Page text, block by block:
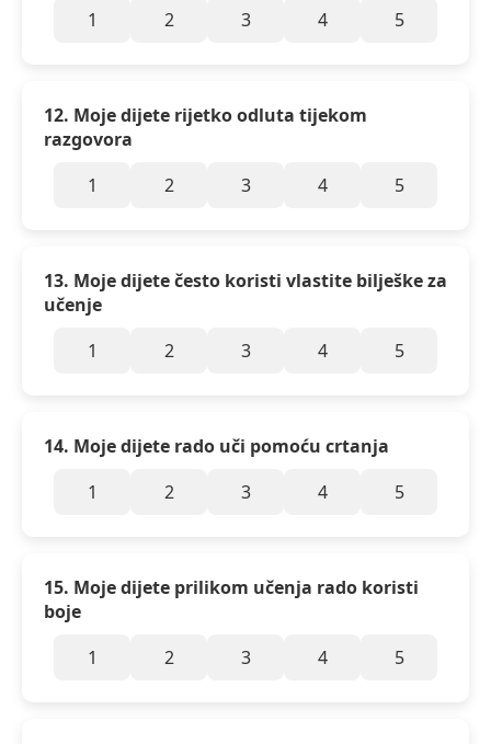
1
2 3 4 5
12. Moje dijete rijetko odluta tijekom
razgovora
1
2 3 4 5
13. Moje dijete često koristi vlastite bilješke za
učenje
1
2 3 4 5
14. Moje dijete rado uči pomoću crtanja
1
2 3 4 5
15. Moje dijete prilikom učenja rado koristi
boje
1
2 3 4 5